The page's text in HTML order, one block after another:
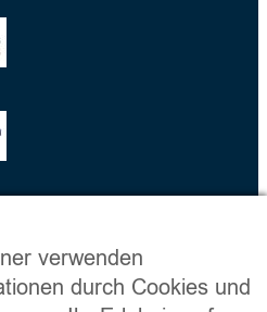
verwenden
durch Cookies und